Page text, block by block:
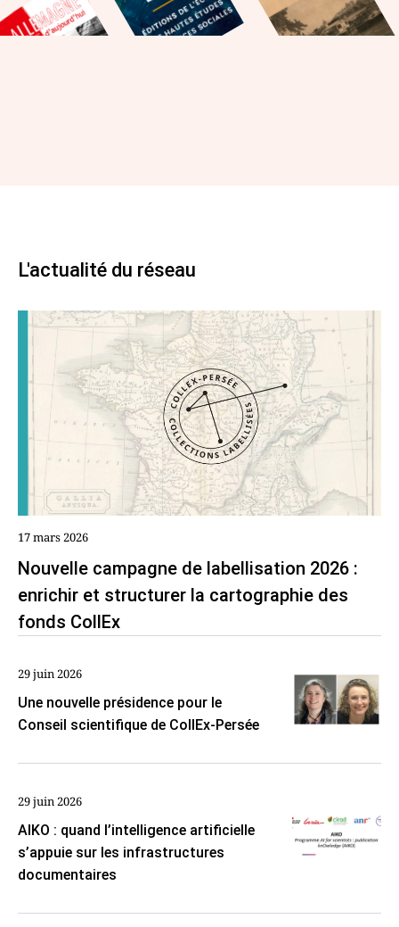
L'actualité du réseau
17 mars 2026
Nouvelle campagne de labellisation 2026 :
enrichir et structurer la cartographie des
fonds CollEx
29 juin 2026
Une nouvelle présidence pour le
Conseil scientifique de CollEx-Persée
29 juin 2026
AIKO : quand l’intelligence artificielle
s’appuie sur les infrastructures
documentaires